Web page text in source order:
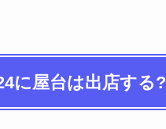
に屋台は出店する?